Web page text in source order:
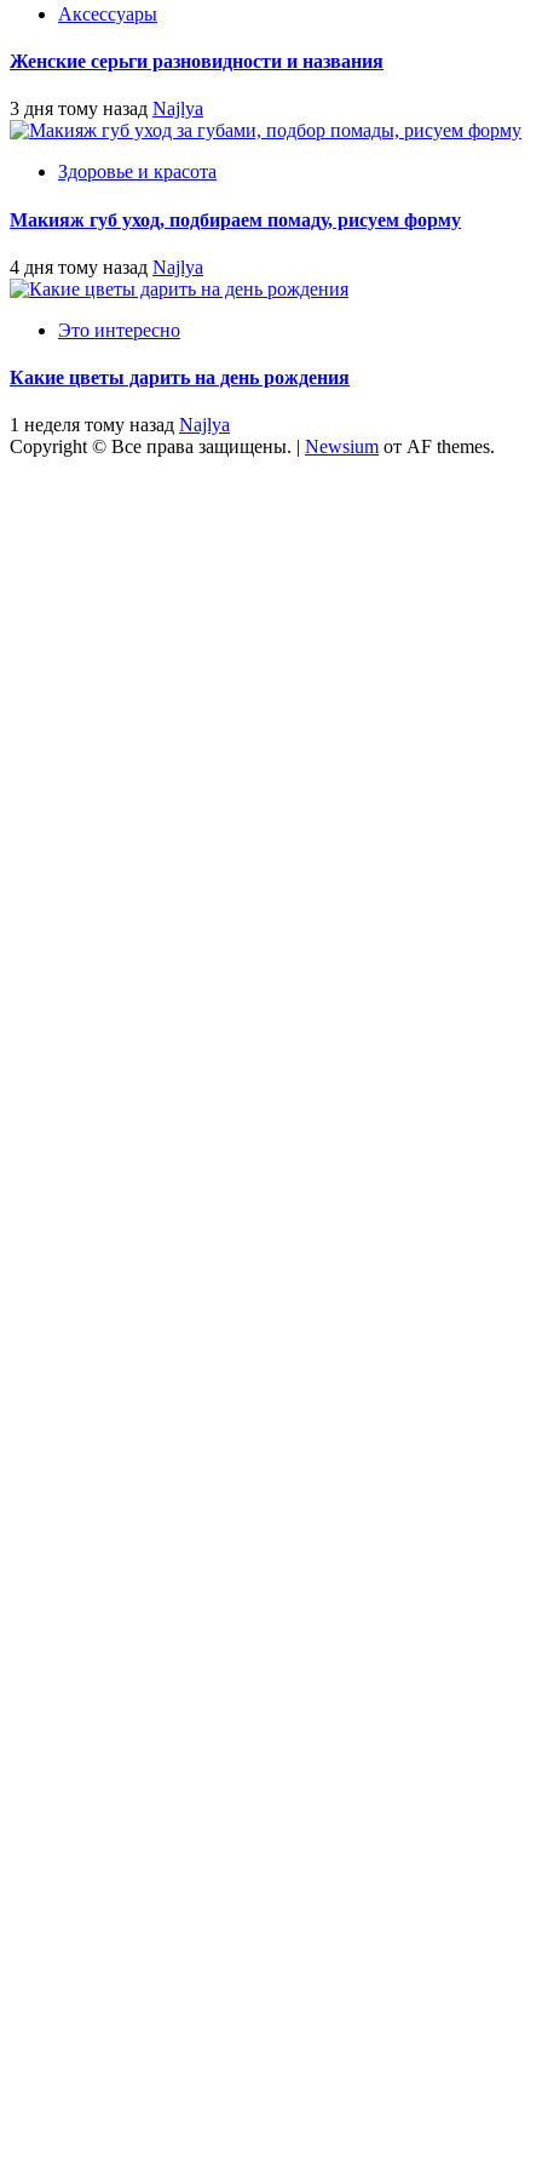
Аксессуары
Женские серьги разновидности и названия
3 дня тому назад Najlya
Здоровье и красота
Макияж губ уход, подбираем помаду, рисуем форму
4 дня тому назад Najlya
Это интересно
Какие цветы дарить на день рождения
1 неделя тому назад Najlya
Copyright © Все права защищены.
Newsium от AF themes.